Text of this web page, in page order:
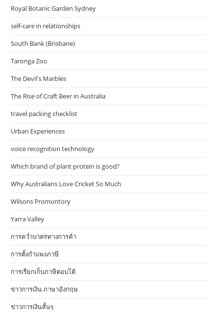
Royal Botanic Garden Sydney
self-care in relationships
South Bank (Brisbane)
Taronga Zoo
The Devil's Marbles
The Rise of Craft Beer in Australia
travel packing checklist
Urban Experiences
voice recognition technology
Which brand of plant protein is good?
Why Australians Love Cricket So Much
Wilsons Promontory
Yarra Valley
การคว่ำบาตรทางการค้า
การตั้งกำแพงภาษี
การเรียกเก็บภาษีตอบโต้
ข่าวการเงิน ภาษาอังกฤษ
ข่าวการเงินสั้นๆ